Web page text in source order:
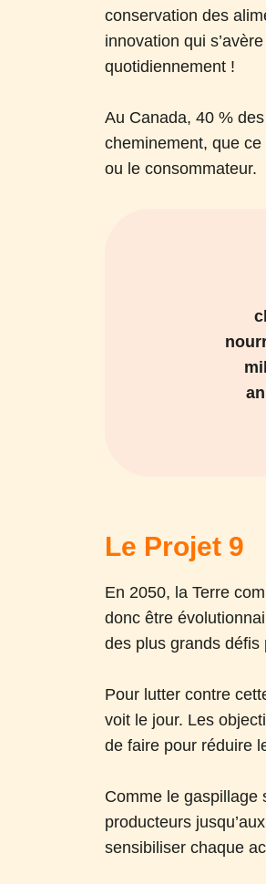
conservation des
innovation qui
quotidiennement !
Au Canada, 40 %
cheminement, que
ou le consommateur.
Le Projet 9
En 2050, la Terre
donc être
des plus grands
Pour lutter contre
voit le jour. Les
de faire pour réduire
Comme le gaspillage
producteurs
sensibiliser chaque